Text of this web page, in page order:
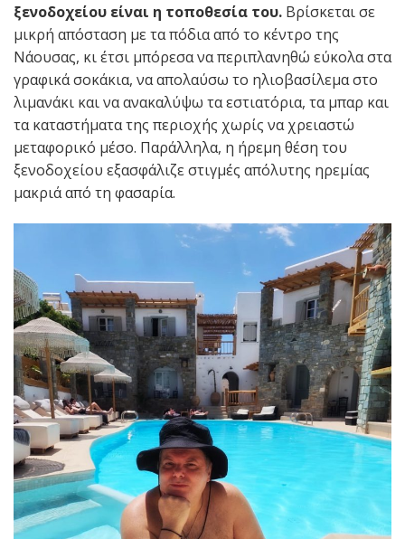
ξενοδοχείου είναι η τοποθεσία του. Βρίσκεται σε
μικρή απόσταση με τα πόδια από το κέντρο της
Νάουσας, κι έτσι μπόρεσα να περιπλανηθώ εύκολα στα
γραφικά σοκάκια, να απολαύσω το ηλιοβασίλεμα στο
λιμανάκι και να ανακαλύψω τα εστιατόρια, τα μπαρ και
τα καταστήματα της περιοχής χωρίς να χρειαστώ
μεταφορικό μέσο. Παράλληλα, η ήρεμη θέση του
ξενοδοχείου εξασφάλιζε στιγμές απόλυτης ηρεμίας
μακριά από τη φασαρία.